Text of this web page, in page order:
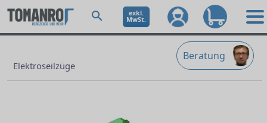
exkl.
MwSt.
Beratung
Elektroseilzüge